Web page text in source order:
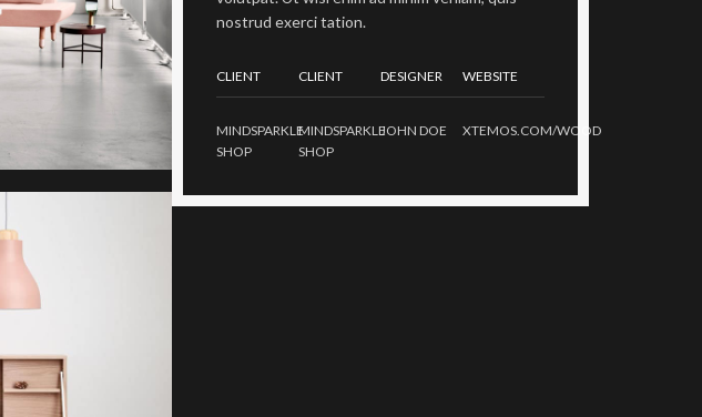
nostrud exerci tation.
CLIENT
MINDSPARKLE
SHOP
CLIENT
MINDSPARKLE
SHOP
DESIGNER
JOHN DOE
WEBSITE
XTEMOS.COM/WOOD